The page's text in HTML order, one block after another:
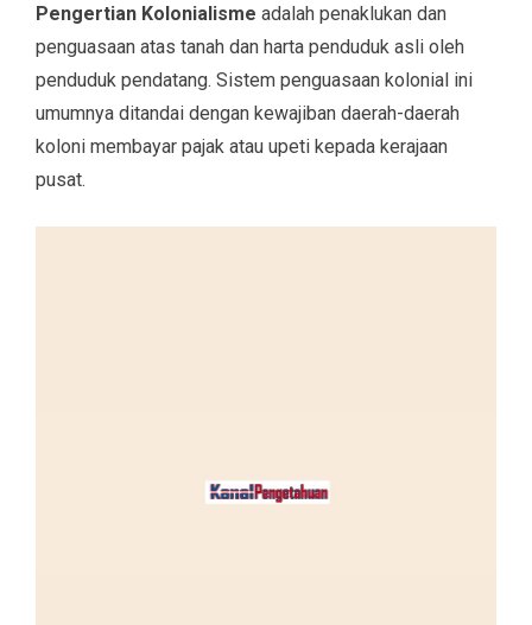
Pengertian Kolonialisme adalah penaklukan dan
penguasaan atas tanah dan harta penduduk asli oleh
penduduk pendatang. Sistem penguasaan kolonial ini
umumnya ditandai dengan kewajiban daerah-daerah
koloni membayar pajak atau upeti kepada kerajaan
pusat.